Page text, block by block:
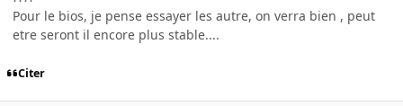
Pour le bios, je pense essayer les autre, on verra bien , peut
etre seront il encore plus stable....
Citer